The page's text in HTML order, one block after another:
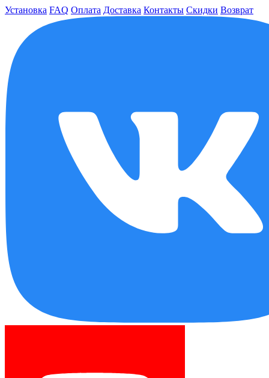
Установка FAQ Оплата Доставка Контакты Скидки Возврат